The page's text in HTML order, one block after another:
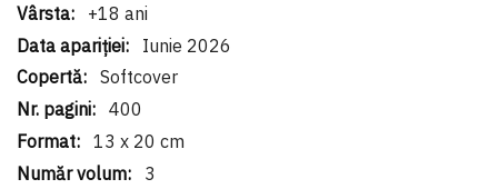
+18 ani
Iunie 2026
Softcover
400
13 x 20 cm
3